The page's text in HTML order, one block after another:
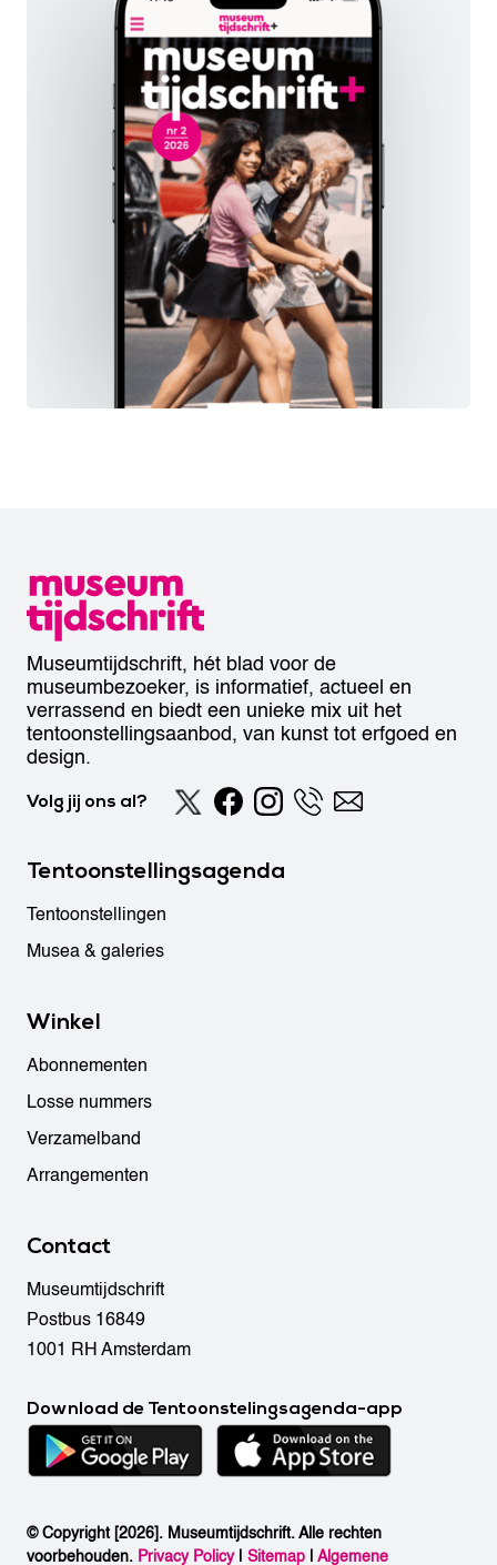
Museumtijdschrift, hét blad voor de
museumbezoeker, is informatief, actueel en
verrassend en biedt een unieke mix uit het
tentoonstellingsaanbod, van kunst tot erfgoed en
design.
Volg jij ons al?
Tentoonstellingsagenda
Tentoonstellingen
Musea & galeries
Winkel
Abonnementen
Losse nummers
Verzamelband
Arrangementen
Contact
Museumtijdschrift
Postbus 16849
1001 RH Amsterdam
Download de Tentoonstelingsagenda-app
© Copyright [2026]. Museumtijdschrift. Alle rechten
voorbehouden. Privacy Policy| Sitemap |Algemene